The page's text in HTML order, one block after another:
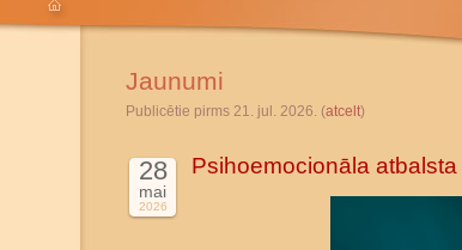
Jaunumi
Publicētie pirms 21. jul. 2026. (atcelt)
28
mai
2026
Psihoemocionāla